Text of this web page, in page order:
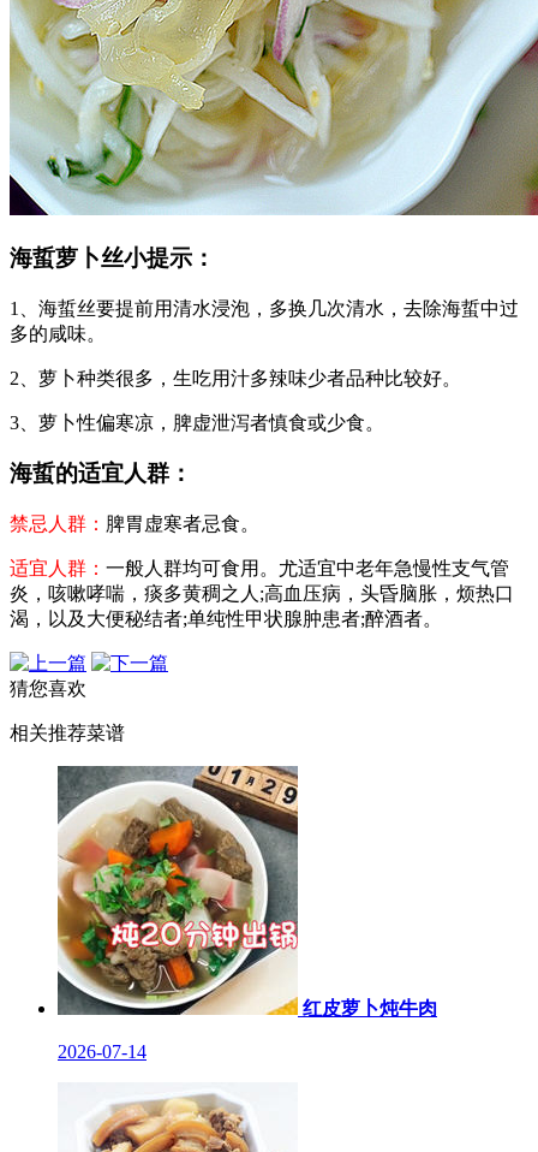
海蜇萝卜丝小提示：
1、海蜇丝要提前用清水浸泡，多换几次清水，去除海蜇中过
多的咸味。
2、萝卜种类很多，生吃用汁多辣味少者品种比较好。
3、萝卜性偏寒凉，脾虚泄泻者慎食或少食。
海蜇的适宜人群：
禁忌人群： 脾胃虚寒者忌食。
适宜人群： 一般人群均可食用。尤适宜中老年急慢性支气管
炎，咳嗽哮喘，痰多黄稠之人;高血压病，头昏脑胀，烦热口
渴，以及大便秘结者;单纯性甲状腺肿患者;醉酒者。
猜您喜欢
相关推荐菜谱
红皮萝卜炖牛肉
2026-07-14